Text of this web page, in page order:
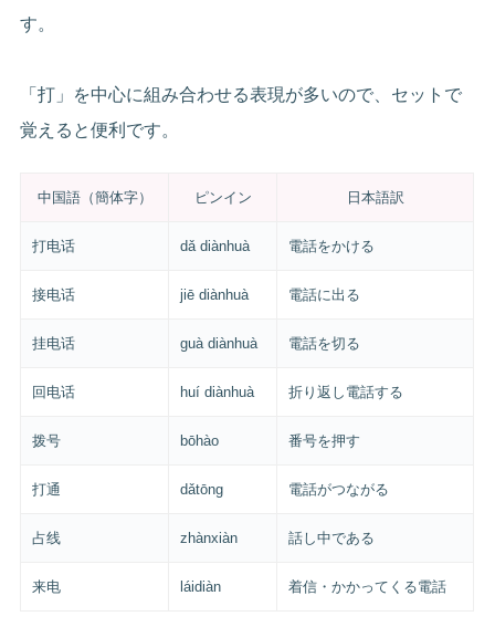
す。
「打」を中心に組み合わせる表現が多いので、セットで
覚えると便利です。
中国語（簡体字） ピンイン 日本語訳
打电话 dǎ diànhuà 電話をかける
接电话 jiē diànhuà 電話に出る
挂电话 guà diànhuà 電話を切る
回电话 huí diànhuà 折り返し電話する
拨号 bōhào 番号を押す
打通 dǎtōng 電話がつながる
占线 zhànxiàn 話し中である
来电 láidiàn 着信・かかってくる電話